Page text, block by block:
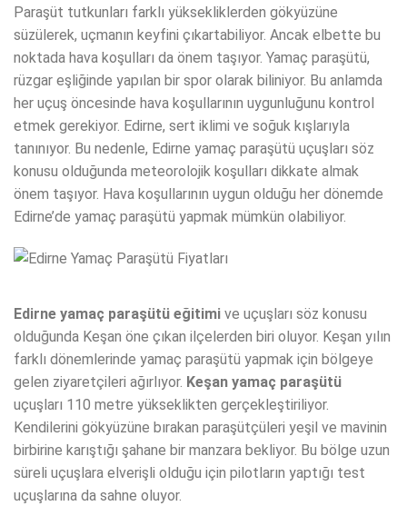
Paraşüt tutkunları farklı yüksekliklerden gökyüzüne
süzülerek, uçmanın keyfini çıkartabiliyor. Ancak elbette bu
noktada hava koşulları da önem taşıyor. Yamaç paraşütü,
rüzgar eşliğinde yapılan bir spor olarak biliniyor. Bu anlamda
her uçuş öncesinde hava koşullarının uygunluğunu kontrol
etmek gerekiyor. Edirne, sert iklimi ve soğuk kışlarıyla
tanınıyor. Bu nedenle, Edirne yamaç paraşütü uçuşları söz
konusu olduğunda meteorolojik koşulları dikkate almak
önem taşıyor. Hava koşullarının uygun olduğu her dönemde
Edirne’de yamaç paraşütü yapmak mümkün olabiliyor.
Edirne yamaç paraşütü eğitimi ve uçuşları söz konusu
olduğunda Keşan öne çıkan ilçelerden biri oluyor. Keşan yılın
farklı dönemlerinde yamaç paraşütü yapmak için bölgeye
gelen ziyaretçileri ağırlıyor. Keşan yamaç paraşütü
uçuşları 110 metre yükseklikten gerçekleştiriliyor.
Kendilerini gökyüzüne bırakan paraşütçüleri yeşil ve mavinin
birbirine karıştığı şahane bir manzara bekliyor. Bu bölge uzun
süreli uçuşlara elverişli olduğu için pilotların yaptığı test
uçuşlarına da sahne oluyor.